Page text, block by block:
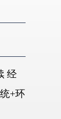
经
+环